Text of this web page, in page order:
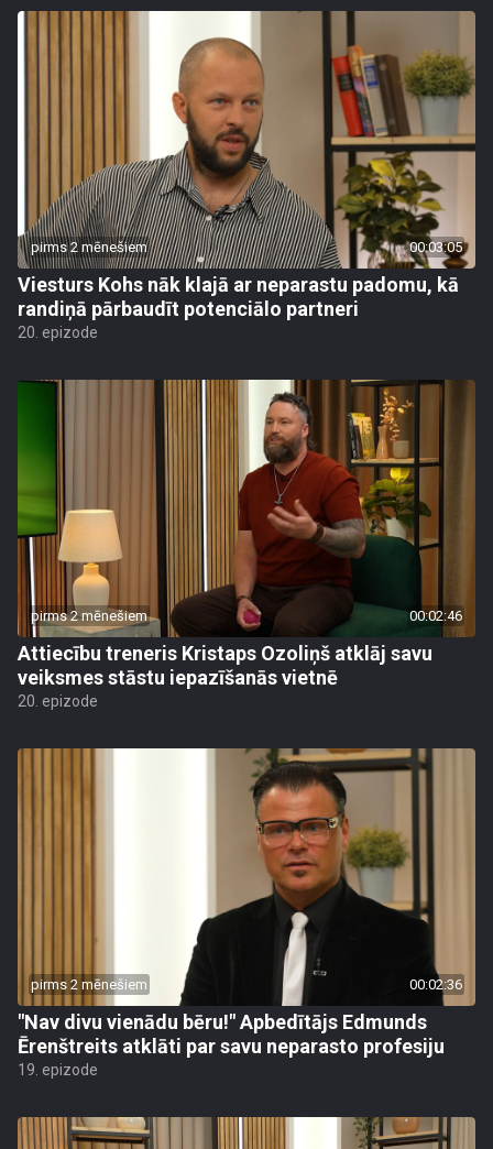
pirms 2 mēnešiem 00:03:05
Viesturs Kohs nāk klajā ar neparastu padomu, kā
randiņā pārbaudīt potenciālo partneri
20. epizode
pirms 2 mēnešiem 00:02:46
Attiecību treneris Kristaps Ozoliņš atklāj savu
veiksmes stāstu iepazīšanās vietnē
20. epizode
pirms 2 mēnešiem 00:02:36
"Nav divu vienādu bēru!" Apbedītājs Edmunds
Ērenštreits atklāti par savu neparasto profesiju
19. epizode